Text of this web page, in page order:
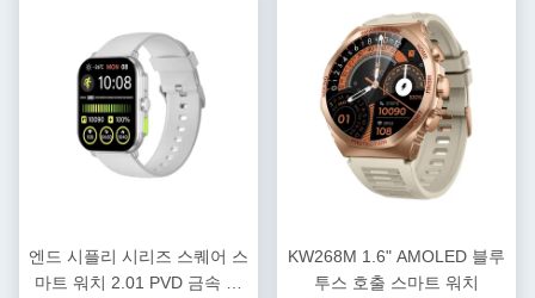
엔드 시플리 시리즈 스퀘어 스
마트 워치 2.01 PVD 금속 프
KW268M 1.6" AMOLED 블루
투스 호출 스마트 워치